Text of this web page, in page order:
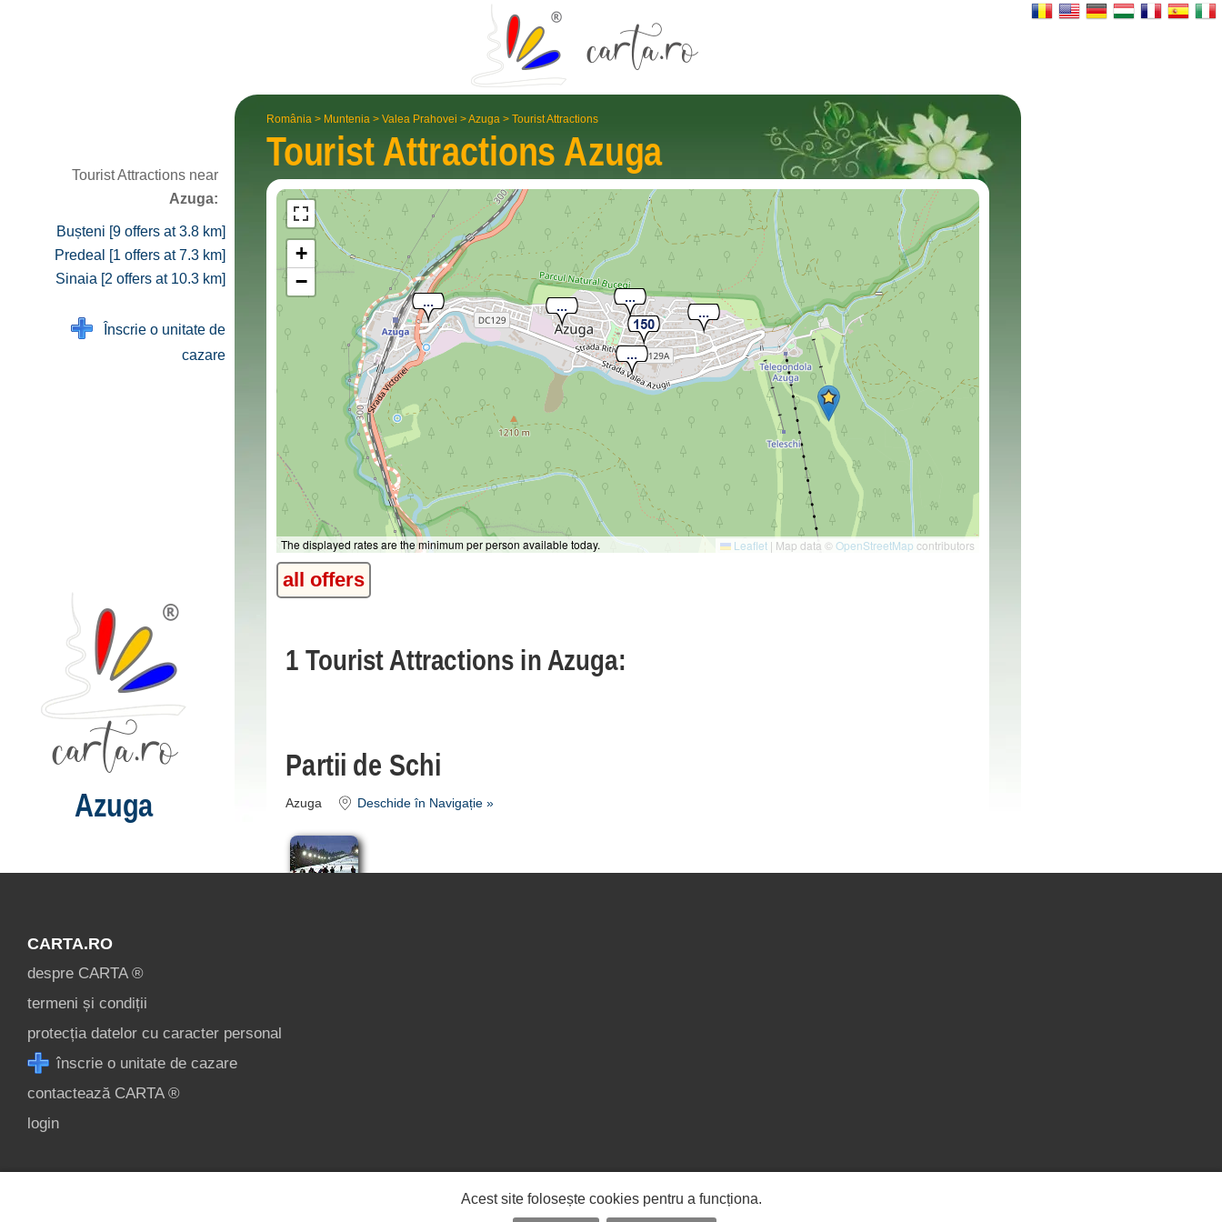
România > Muntenia > Valea Prahovei >Azuga > Tourist Attractions
Tourist Attractions Azuga
The displayed rates are the minimum per person available today.
+
−
Leaflet | Map data ©OpenStreetMap contributors
all offers
1 Tourist Attractions in Azuga:
Partii de Schi
Azuga Deschide în Navigație »
Tourist Attractions near
Azuga:
Bușteni [9 offers at 3.8 km]
Predeal [1 offers at 7.3 km]
Sinaia [2 offers at 10.3 km]
Înscrie o unitate de
cazare
Azuga
CARTA.RO
despre CARTA ®
termeni și condiții
protecția datelor cu caracter personal
înscrie o unitate de cazare
contactează CARTA ®
login
Acest site folosește cookies pentru a funcționa.